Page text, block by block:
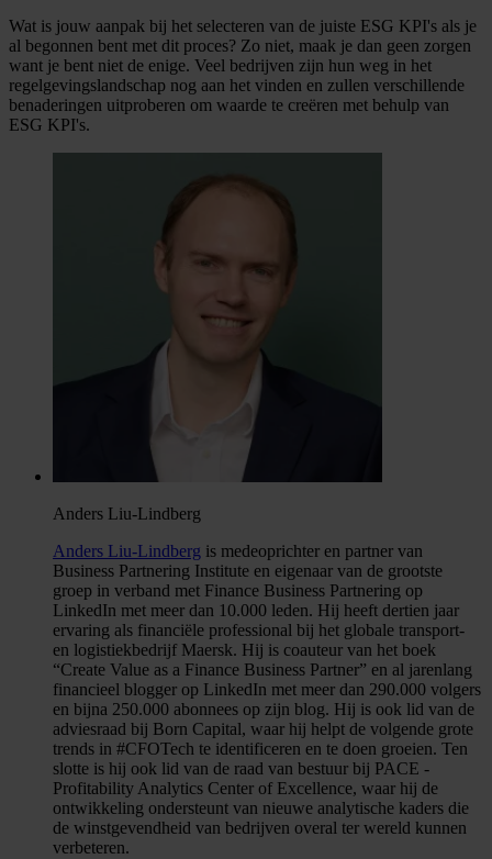
Wat is jouw aanpak bij het selecteren van de juiste ESG KPI's als je
al begonnen bent met dit proces? Zo niet, maak je dan geen zorgen
want je bent niet de enige. Veel bedrijven zijn hun weg in het
regelgevingslandschap nog aan het vinden en zullen verschillende
benaderingen uitproberen om waarde te creëren met behulp van
ESG KPI's.
Anders Liu-Lindberg
Anders Liu-Lindberg is medeoprichter en partner van
Business Partnering Institute en eigenaar van de grootste
groep in verband met Finance Business Partnering op
LinkedIn met meer dan 10.000 leden. Hij heeft dertien jaar
ervaring als financiële professional bij het globale transport-
en logistiekbedrijf Maersk. Hij is coauteur van het boek
“Create Value as a Finance Business Partner” en al jarenlang
financieel blogger op LinkedIn met meer dan 290.000 volgers
en bijna 250.000 abonnees op zijn blog. Hij is ook lid van de
adviesraad bij Born Capital, waar hij helpt de volgende grote
trends in #CFOTech te identificeren en te doen groeien. Ten
slotte is hij ook lid van de raad van bestuur bij PACE -
Profitability Analytics Center of Excellence, waar hij de
ontwikkeling ondersteunt van nieuwe analytische kaders die
de winstgevendheid van bedrijven overal ter wereld kunnen
verbeteren.